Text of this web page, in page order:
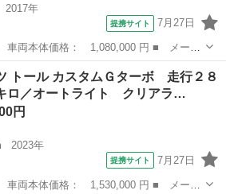
2017年
提携サイト 7月27日
： トール ■ グレード名： カスタム
まごころ保証 １年間・走行距離無制
トール カスタムＧターボ 走行２８
ロ／オートライト クリアラ…
円
2023年
提携サイト 7月27日